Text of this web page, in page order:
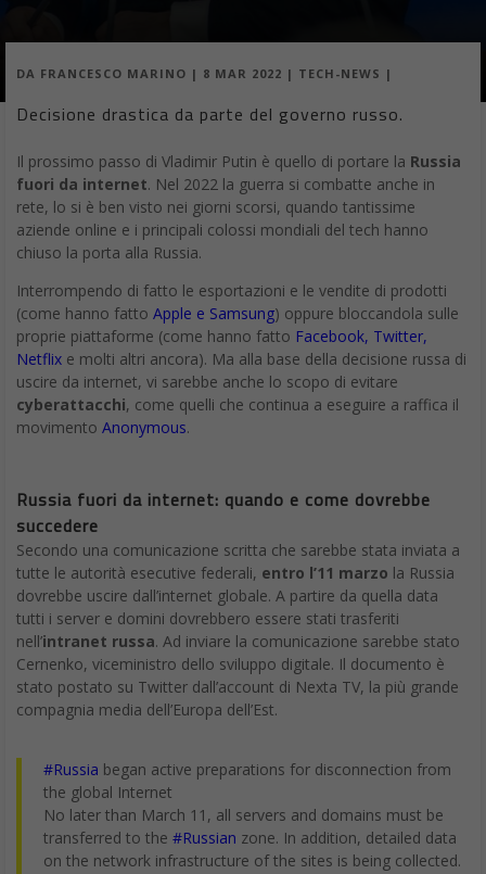
DA FRANCESCO MARINO | 8 MAR 2022 | TECH-NEWS |
Decisione drastica da parte del governo russo.
Il prossimo passo di Vladimir Putin è quello di portare la Russia
fuori da internet. Nel 2022 la guerra si combatte anche in
rete, lo si è ben visto nei giorni scorsi, quando tantissime
aziende online e i principali colossi mondiali del tech hanno
chiuso la porta alla Russia.
Interrompendo di fatto le esportazioni e le vendite di prodotti
(come hanno fatto Apple e Samsung) oppure bloccandola sulle
proprie piattaforme (come hanno fatto Facebook, Twitter,
Netflix e molti altri ancora). Ma alla base della decisione russa di
uscire da internet, vi sarebbe anche lo scopo di evitare
cyberattacchi, come quelli che continua a eseguire a raffica il
movimento Anonymous.
Russia fuori da internet: quando e come dovrebbe
succedere
Secondo una comunicazione scritta che sarebbe stata inviata a
tutte le autorità esecutive federali, entro l’11 marzo la Russia
dovrebbe uscire dall’internet globale. A partire da quella data
tutti i server e domini dovrebbero essere stati trasferiti
nell’intranet russa. Ad inviare la comunicazione sarebbe stato
Cernenko, viceministro dello sviluppo digitale. Il documento è
stato postato su Twitter dall’account di Nexta TV, la più grande
compagnia media dell’Europa dell’Est.
#Russia began active preparations for disconnection from
the global Internet
No later than March 11, all servers and domains must be
transferred to the #Russian zone. In addition, detailed data
on the network infrastructure of the sites is being collected.